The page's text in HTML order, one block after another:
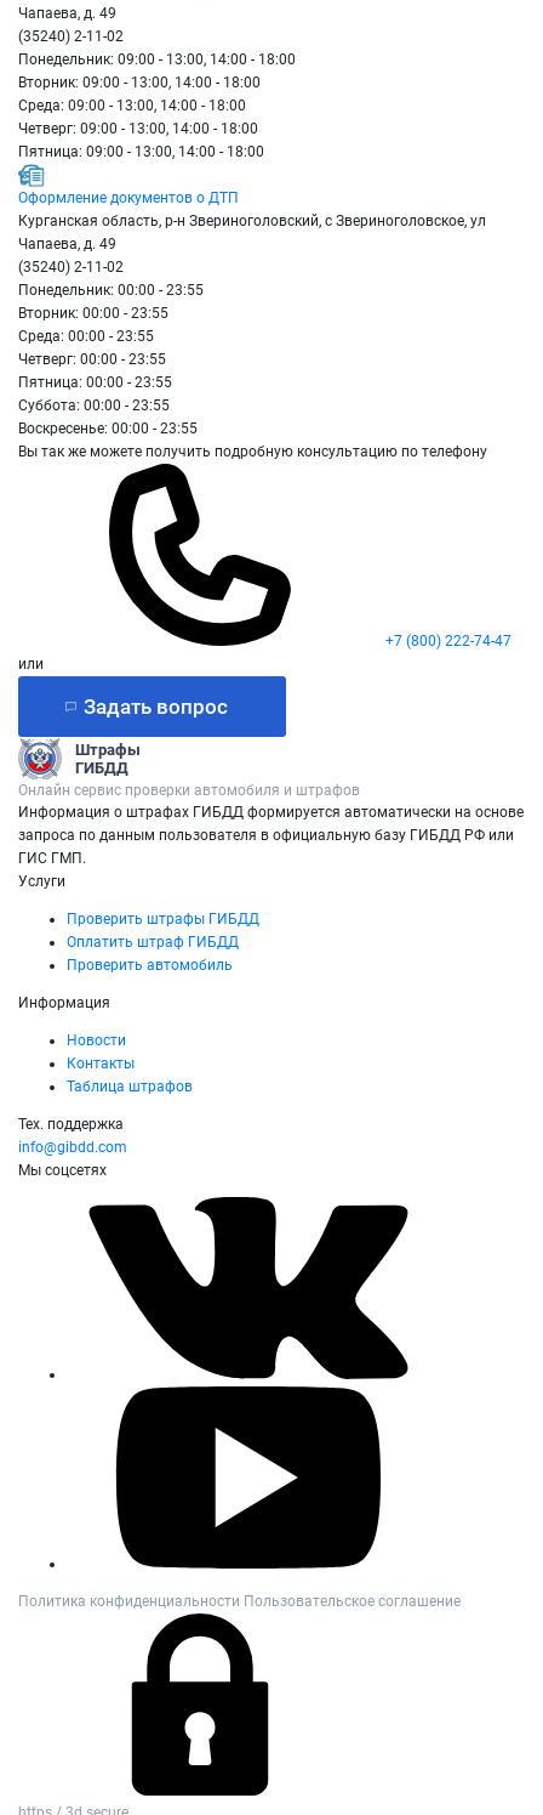
Чапаева, д. 49
(35240) 2-11-02
Понедельник: 09:00 - 13:00, 14:00 - 18:00
Вторник: 09:00 - 13:00, 14:00 - 18:00
Среда: 09:00 - 13:00, 14:00 - 18:00
Четверг: 09:00 - 13:00, 14:00 - 18:00
Пятница: 09:00 - 13:00, 14:00 - 18:00
Оформление документов о ДТП
Курганская область, р-н Звериноголовский, с Звериноголовское, ул
Чапаева, д. 49
(35240) 2-11-02
Понедельник: 00:00 - 23:55
Вторник: 00:00 - 23:55
Среда: 00:00 - 23:55
Четверг: 00:00 - 23:55
Пятница: 00:00 - 23:55
Суббота: 00:00 - 23:55
Воскресенье: 00:00 - 23:55
Вы так же можете получить подробную консультацию по телефону
+7 (800) 222-74-47
или
Задать вопрос
Штрафы
ГИБДД
Онлайн сервис проверки автомобиля и штрафов
Информация о штрафах ГИБДД формируется автоматически на основе
запроса по данным пользователя в официальную базу ГИБДД РФ или
ГИС ГМП.
Услуги
Проверить штрафы ГИБДД
Оплатить штраф ГИБДД
Проверить автомобиль
Информация
Новости
Контакты
Таблица штрафов
Тех. поддержка
info@gibdd.com
Мы соцсетях
Политика конфиденциальности Пользовательское соглашение